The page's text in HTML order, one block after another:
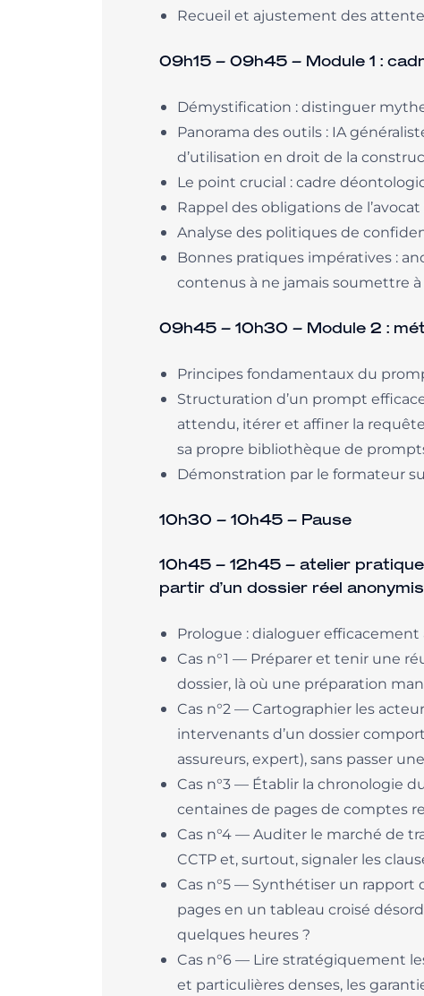
Recueil et ajustement des
09h15 – 09h45 – Module 1 :
Démystification : distinguer
Panorama des outils : IA
d’utilisation en droit de la
Le point crucial : cadre
Rappel des obligations de
Analyse des politiques de
Bonnes pratiques impératives :
contenus à ne jamais soumettre
09h45 – 10h30 – Module 2 :
Principes fondamentaux du
Structuration d’un prompt
attendu, itérer et affiner la
sa propre bibliothèque de
Démonstration par le formateur
10h30 – 10h45 – Pause
10h45 – 12h45 – atelier
partir d’un dossier réel
Prologue : dialoguer efficacement
Cas n°1 — Préparer et tenir une
dossier, là où une préparation
Cas n°2 — Cartographier les
intervenants d’un dossier
assureurs, expert), sans passer
Cas n°3 — Établir la chronologie
centaines de pages de comptes
Cas n°4 — Auditer le marché de
CCTP et, surtout, signaler les
Cas n°5 — Synthétiser un rapport
pages en un tableau croisé
quelques heures ?
Cas n°6 — Lire stratégiquement
et particulières denses, les